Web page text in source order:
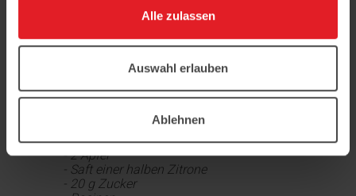
Alle zulassen
Auswahl erlauben
Ablehnen
im Netzwerk
unserer Supermärkte Ledo kaufen
- 1 Blatt Blätterteig
- 2 Äpfel
- Saft einer halben Zitrone
- 20 g Zucker